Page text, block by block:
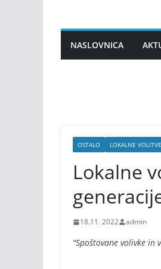
contentNASLOVNICA
OSTALO LOKALNE
Lokalne
18.11. 2022 admin
“Spoštovane volivke in